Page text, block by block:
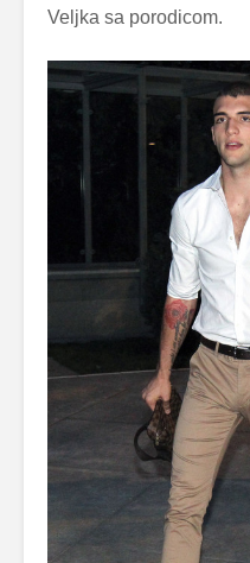
Veljka sa porodicom.